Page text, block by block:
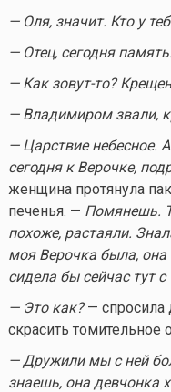
— Оля, значит. Кто у
— Отец, сегодня память.
— Как зовут-то?
— Владимиром звали,
— Царствие небесное.
сегодня к Верочке,
женщина протянула
печенья. — Помянешь.
похоже, растаяли.
моя Верочка была, она
сидела бы сейчас тут с
— Это как?— спросила
скрасить томительное
— Дружили мы с ней
знаешь, она девчонка